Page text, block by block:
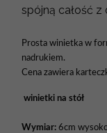
spójną całość z
Prosta winietka w
nadrukiem.
Cena zawiera
winietki na stół
Wymiar: 6cm